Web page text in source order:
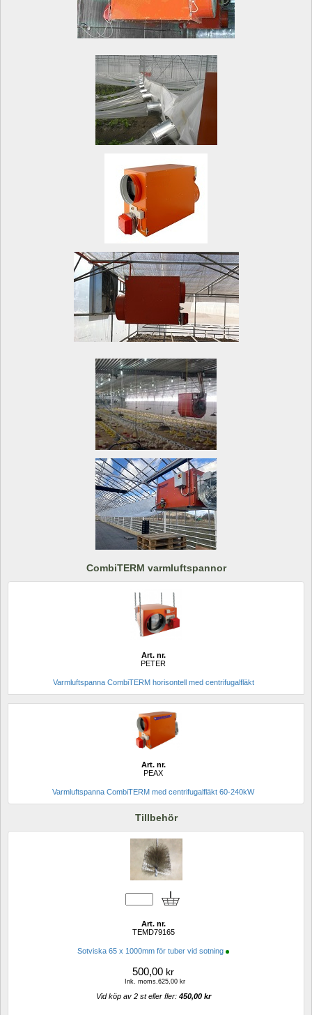
CombiTERM varmluftspannor
Art. nr.
PETER
Varmluftspanna CombiTERM horisontell med centrifugalfläkt
Art. nr.
PEAX
Varmluftspanna CombiTERM med centrifugalfläkt 60-240kW
Tillbehör
Art. nr.
TEMD79165
Sotviska 65 x 1000mm för tuber vid sotning
500,00 kr
Ink. moms.625,00 kr
Vid köp av 2 st eller fler: 450,00 kr